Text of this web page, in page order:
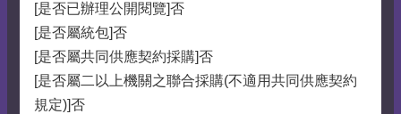
[是否已辦理公開閱覽]否
[是否屬統包]否
[是否屬共同供應契約採購]否
[是否屬二以上機關之聯合採購(不適用共同供應契約
規定)]否